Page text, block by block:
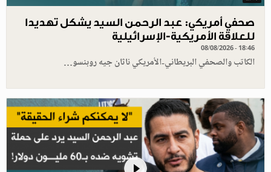
صحفي أمريكي: عبد الرحمن السيد يشكل تهديدا
للعلاقة الأمريكية-الإسرائيلية
08/08/2026 - 18:46
الكاتب والصحفي البريطاني-الأمريكي ناثان جيه روبنسو…